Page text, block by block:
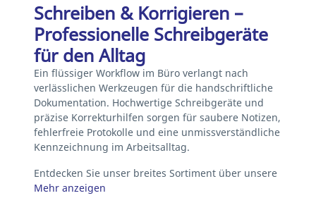
Schreiben & Korrigieren –
Professionelle Schreibgeräte
für den Alltag
Ein flüssiger Workflow im Büro verlangt nach
verlässlichen Werkzeugen für die handschriftliche
Dokumentation. Hochwertige Schreibgeräte und
präzise Korrekturhilfen sorgen für saubere Notizen,
fehlerfreie Protokolle und eine unmissverständliche
Kennzeichnung im Arbeitsalltag.
Entdecken Sie unser breites Sortiment über unsere
Mehr anzeigen